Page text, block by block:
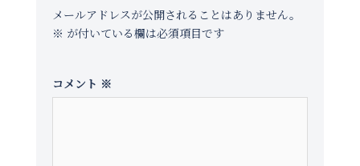
メールアドレスが公開されることはありません。
※ が付いている欄は必須項目です
コメント ※